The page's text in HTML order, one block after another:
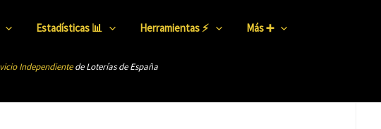
Estadísticas 📊 Herramientas ⚡ Más ➕
Independiente de Loterías de España